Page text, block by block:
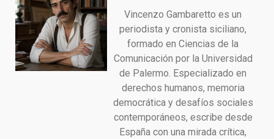
Vincenzo Gambaretto es un
periodista y cronista siciliano,
formado en Ciencias de la
Comunicación por la Universidad
de Palermo. Especializado en
derechos humanos, memoria
democrática y desafíos sociales
contemporáneos, escribe desde
España con una mirada crítica,